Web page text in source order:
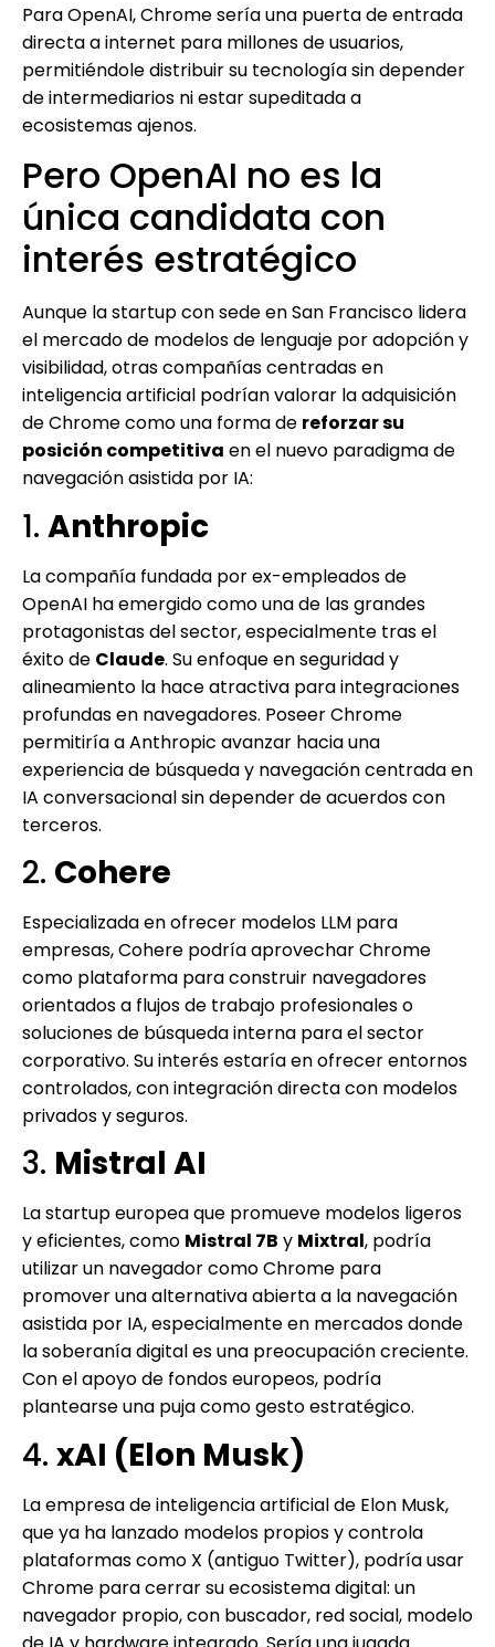
Para OpenAI, Chrome sería una puerta de entrada
directa a internet para millones de usuarios,
permitiéndole distribuir su tecnología sin depender
de intermediarios ni estar supeditada a
ecosistemas ajenos.
Pero OpenAI no es la
única candidata con
interés estratégico
Aunque la startup con sede en San Francisco lidera
el mercado de modelos de lenguaje por adopción y
visibilidad, otras compañías centradas en
inteligencia artificial podrían valorar la adquisición
de Chrome como una forma de reforzar su
posición competitiva en el nuevo paradigma de
navegación asistida por IA:
1. Anthropic
La compañía fundada por ex-empleados de
OpenAI ha emergido como una de las grandes
protagonistas del sector, especialmente tras el
éxito de Claude. Su enfoque en seguridad y
alineamiento la hace atractiva para integraciones
profundas en navegadores. Poseer Chrome
permitiría a Anthropic avanzar hacia una
experiencia de búsqueda y navegación centrada en
IA conversacional sin depender de acuerdos con
terceros.
2. Cohere
Especializada en ofrecer modelos LLM para
empresas, Cohere podría aprovechar Chrome
como plataforma para construir navegadores
orientados a flujos de trabajo profesionales o
soluciones de búsqueda interna para el sector
corporativo. Su interés estaría en ofrecer entornos
controlados, con integración directa con modelos
privados y seguros.
3. Mistral AI
La startup europea que promueve modelos ligeros
y eficientes, como Mistral 7B y Mixtral, podría
utilizar un navegador como Chrome para
promover una alternativa abierta a la navegación
asistida por IA, especialmente en mercados donde
la soberanía digital es una preocupación creciente.
Con el apoyo de fondos europeos, podría
plantearse una puja como gesto estratégico.
4. xAI (Elon Musk)
La empresa de inteligencia artificial de Elon Musk,
que ya ha lanzado modelos propios y controla
plataformas como X (antiguo Twitter), podría usar
Chrome para cerrar su ecosistema digital: un
navegador propio, con buscador, red social, modelo